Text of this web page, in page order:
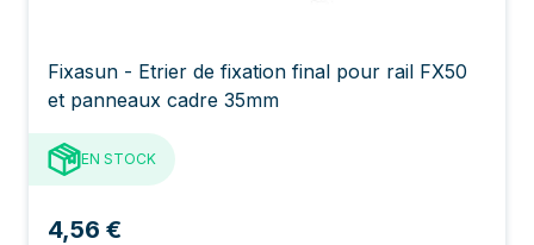
Fixasun - Etrier de fixation final pour rail FX50
et panneaux cadre 35mm
EN STOCK
4,56 €